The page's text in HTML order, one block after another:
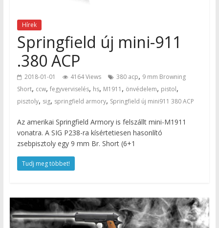
Hírek
Springfield új mini-911
.380 ACP
2018-01-01 4164 Views 380 acp, 9 mm Browning
Short, ccw, fegyverviselés, hs, M1911 , önvédelem, pistol,
pisztoly, sig, springfield armory, Springfield új mini911 380 ACP
Az amerikai Springfield Armory is felszállt mini-M1911
vonatra. A SIG P238-ra kísértetiesen hasonlító
zsebpisztoly egy 9 mm Br. Short (6+1
Tudj meg többet!